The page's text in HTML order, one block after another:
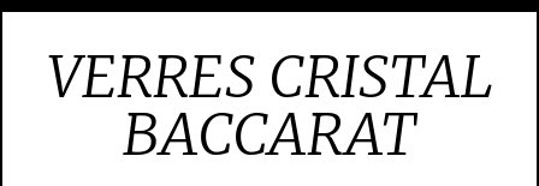
VERRES CRISTAL
BACCARAT